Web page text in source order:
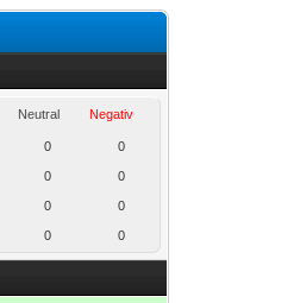
Neutral Negativ
0 0
0 0
0 0
0 0